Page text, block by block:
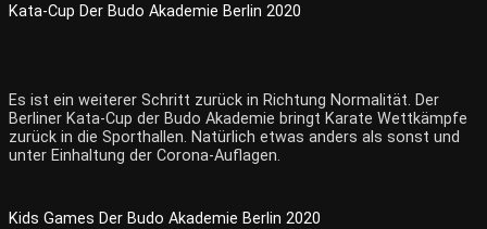
Kata-Cup Der Budo Akademie Berlin 2020
Es ist ein weiterer Schritt zurück in Richtung Normalität. Der
Berliner Kata-Cup der Budo Akademie bringt Karate Wettkämpfe
zurück in die Sporthallen. Natürlich etwas anders als sonst und
unter Einhaltung der Corona-Auflagen.
Kids Games Der Budo Akademie Berlin 2020